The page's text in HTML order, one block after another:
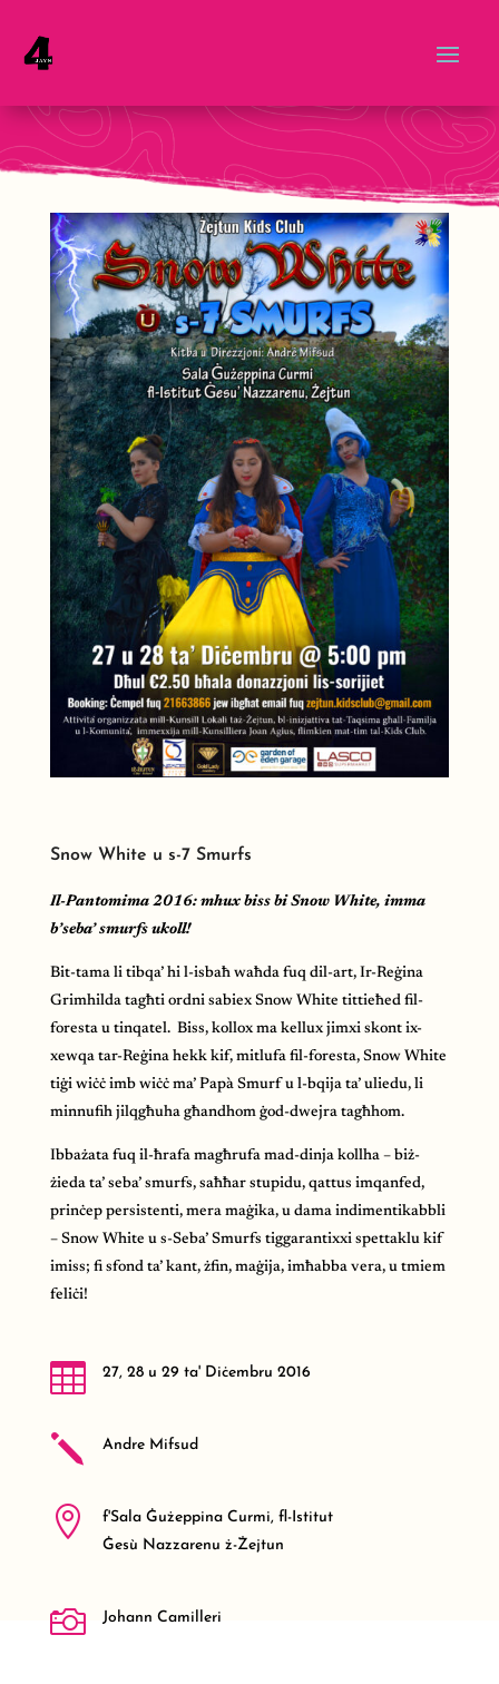
Snow White u s-7 Smurfs
Il-Pantomima 2016: mhux biss bi Snow White, imma
b’seba’ smurfs ukoll!
Bit-tama li tibqa’ hi l-isbaħ waħda fuq dil-art, Ir-Reġina
Grimhilda tagħti ordni sabiex Snow White tittieħed fil-
foresta u tinqatel. Biss, kollox ma kellux jimxi skont ix-
xewqa tar-Reġina hekk kif, mitlufa fil-foresta, Snow White
tiġi wiċċ imb wiċċ ma’ Papà Smurf u l-bqija ta’ uliedu, li
minnufih jilqgħuha għandhom ġod-dwejra tagħhom.
Ibbażata fuq il-ħrafa magħrufa mad-dinja kollha – biż-
żieda ta’ seba’ smurfs, saħħar stupidu, qattus imqanfed,
prinċep persistenti, mera maġika, u dama indimentikabbli
– Snow White u s-Seba’ Smurfs tiggarantixxi spettaklu kif
imiss; fi sfond ta’ kant, żfin, maġija, imħabba vera, u tmiem
feliċi!
 27, 28 u 29 ta' Diċembru 2016
j Andre Mifsud

f'Sala Ġużeppina Curmi, fl-Istitut
Ġesù Nazzarenu ż-Żejtun
 Johann Camilleri